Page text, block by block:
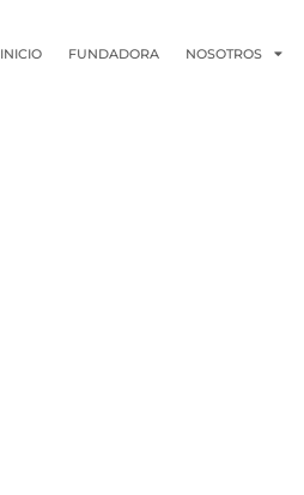
INICIO FUNDADORA NOSOTROS